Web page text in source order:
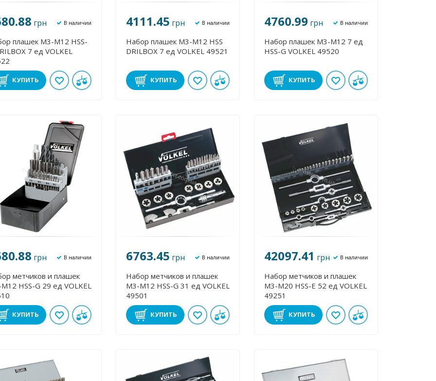
грн В наличии
плашек М3-М12 HSS-
7 ед VOLKEL
КУПИТЬ
4111.45 грн В наличии
Набор плашек М3-М12 HSS
DRILBOX 7 ед VOLKEL 49521
КУПИТЬ
4760.99 грн В наличии
Набор плашек М3-М12 7 ед
HSS-G VOLKEL 49520
КУПИТЬ
грн В наличии
метчиков и плашек
G 29 ед VOLKEL
КУПИТЬ
6763.45 грн В наличии
Набор метчиков и плашек
М3-М12 HSS-G 31 ед VOLKEL
49501
КУПИТЬ
42097.41 грн В наличии
Набор метчиков и плашек
М3-М20 HSS-E 52 ед VOLKEL
49251
КУПИТЬ